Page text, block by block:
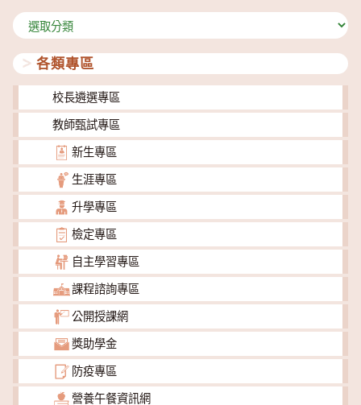
分
類
各類專區
校長遴選專區
教師甄試專區
新生專區
生涯專區
升學專區
檢定專區
自主學習專區
課程諮詢專區
公開授課網
獎助學金
防疫專區
營養午餐資訊網